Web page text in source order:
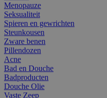
Menopauze
Seksualiteit
Spieren en gewrichten
Steunkousen
Zware benen
Pillendozen
Acne
Bad en Douche
Badproducten
Douche Olie
Vaste Zeep